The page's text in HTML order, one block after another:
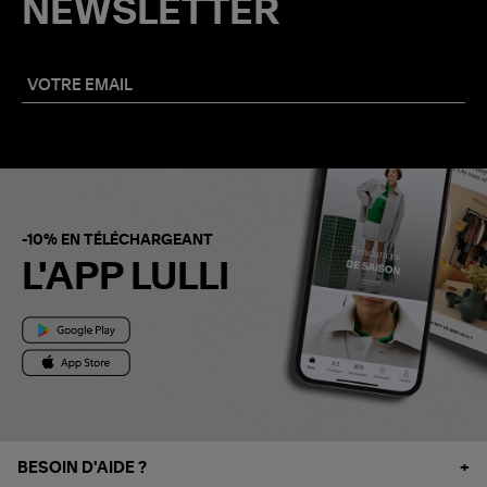
NEWSLETTER
-10% EN TÉLÉCHARGEANT
L'APP LULLI
BESOIN D'AIDE ?